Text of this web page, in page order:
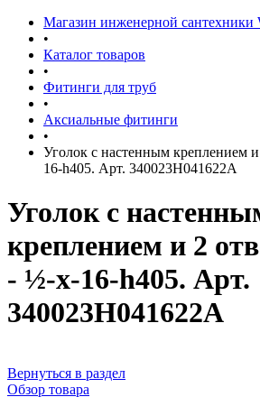
Магазин инженерной
•
Каталог товаров
•
Фитинги для труб
•
Аксиальные фитинги
•
Уголок с настенным креплением
16-h405. Арт. 340023H041622A
Уголок с
креплением и 2
- ½-x-16-h405. Арт.
340023H041622A
Вернуться в раздел
Обзор товара